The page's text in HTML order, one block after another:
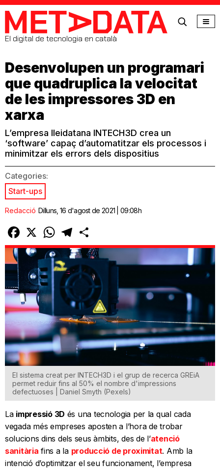
MetaData
El digital de tecnologia en català
Desenvolupen un programari
que quadruplica la velocitat
de les impressores 3D en
xarxa
L’empresa lleidatana INTECH3D crea un
‘software’ capaç d’automatitzar els processos i
minimitzar els errors dels dispositius
Categories:
Start-ups
Redacció Dilluns, 16 d'agost de 2021 | 09:08h
Facebook
X WhatsAppTelegram
El sistema creat per INTECH3D i el grup de recerca GREiA
permet reduir fins al 50% el nombre d'impressions
defectuoses | Daniel Smyth (Pexels)
La impressió 3D és una tecnologia per la qual cada
vegada més empreses aposten a l’hora de trobar
solucions dins dels seus àmbits, des de l’atenció
sanitària fins a la producció de proximitat. Amb la
intenció d’optimitzar el seu funcionament, l’empresa